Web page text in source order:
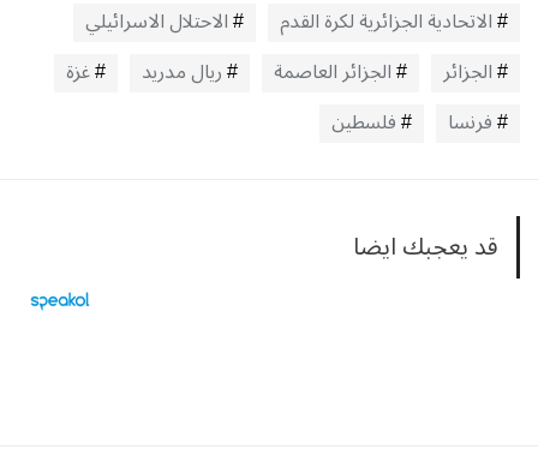
الاتحادية الجزائرية لكرة القدم
الاحتلال الاسرائيلي
الجزائر
الجزائر العاصمة ريال مدريد
غزة
فرنسا
فلسطين
قد يعجبك ايضا